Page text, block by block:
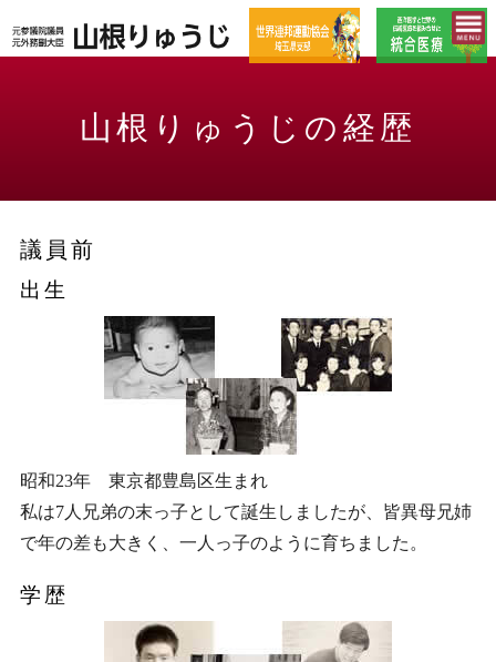
山根りゅうじの経歴
議員前
出生
昭和23年 東京都豊島区生まれ
私は7人兄弟の末っ子として誕生しましたが、皆異母兄姉
で年の差も大きく、一人っ子のように育ちました。
学歴